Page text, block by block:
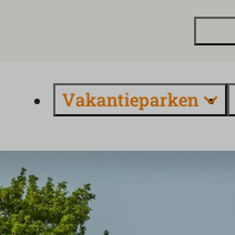
Vakantieparken